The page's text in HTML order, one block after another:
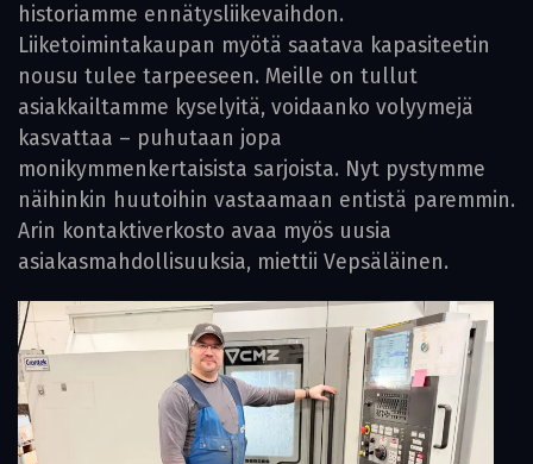
historiamme ennätysliikevaihdon.
Liiketoimintakaupan myötä saatava kapasiteetin
nousu tulee tarpeeseen. Meille on tullut
asiakkailtamme kyselyitä, voidaanko volyymejä
kasvattaa – puhutaan jopa
monikymmenkertaisista sarjoista. Nyt pystymme
näihinkin huutoihin vastaamaan entistä paremmin.
Arin kontaktiverkosto avaa myös uusia
asiakasmahdollisuuksia, miettii Vepsäläinen.